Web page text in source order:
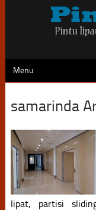
Menu
samarinda
lipat, partisi